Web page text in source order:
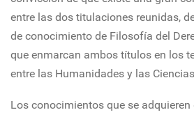
entre las dos titulaciones reunidas,
de conocimiento de Filosofía del
que enmarcan ambos títulos en los
entre las Humanidades y las
Los conocimientos que se